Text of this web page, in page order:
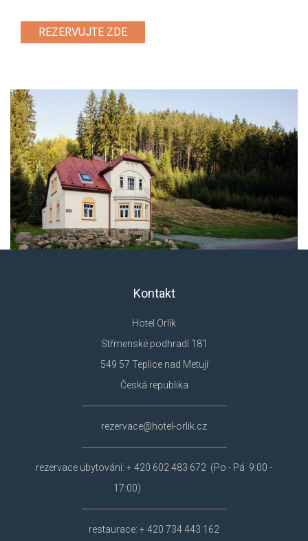
REZERVUJTE ZDE
Kontakt
Hotel Orlík
Střmenské podhradí 181
549 57 Teplice nad Metují
Česká republika
rezervace@hotel-orlik.cz
rezervace ubytování: + 420 602 483 672 (Po - Pá 9:00 -
17:00)
restaurace: + 420 734 443 162